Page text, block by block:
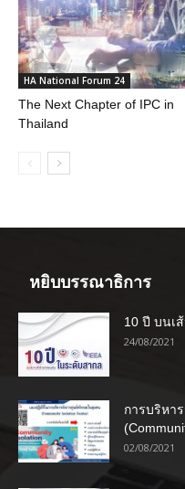
HA National Forum 24
The Next Chapter of IPC in
Thailand
หยิบบรรณาธิการ
10 ปี บนเ
24/08/2021
การบริหา
02/08/2021